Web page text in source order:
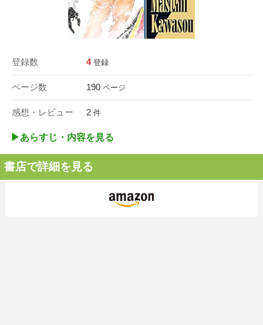
登録数 4 登録
ページ数 190 ページ
感想・レビュー 2 件
▶︎あらすじ・内容を見る
書店で詳細を見る